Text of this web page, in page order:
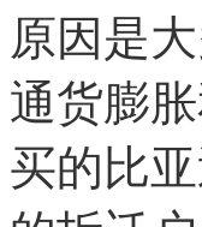
原因是
通货膨
买的比